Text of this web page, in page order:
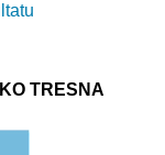
TRESNA